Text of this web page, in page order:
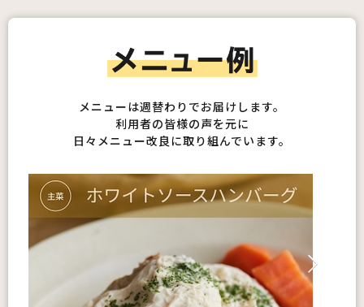
メニューは週替わりでお届けします。
利用者の皆様の声を元に
日々メニュー改良に取り組んでいます。